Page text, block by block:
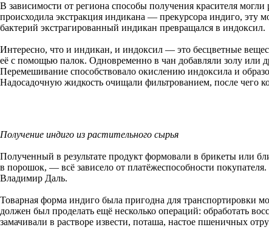
В зависимости от региона способы получения красителя
происходила экстракция индикана — прекурсора индиго, эту
бактерий экстрагированный индикан превращался в индоксил.
Интересно, что и индикан, и индоксил — это бесцветные
её с помощью палок. Одновременно в чан добавляли золу или
Перемешивание способствовало окислению индоксила и
Надосадочную жидкость очищали фильтрованием, после чего
Получение индиго из растительного сырья
Полученный в результате продукт формовали в брикеты или
в порошок, — всё зависело от платёжеспособности
Владимир Даль.
Товарная форма индиго была пригодна для транспортировки
должен был проделать ещё несколько операций: обработать
замачивали в растворе извести, поташа, настое пшеничных